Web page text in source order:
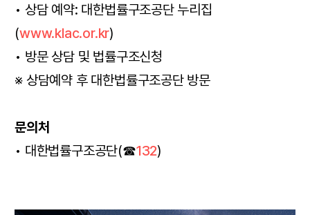
• 상담 예약: 대한법률구조공단 누리집
(www.klac.or.kr)
• 방문 상담 및 법률구조신청
※ 상담예약 후 대한법률구조공단 방문
문의처
• 대한법률구조공단(☎132)